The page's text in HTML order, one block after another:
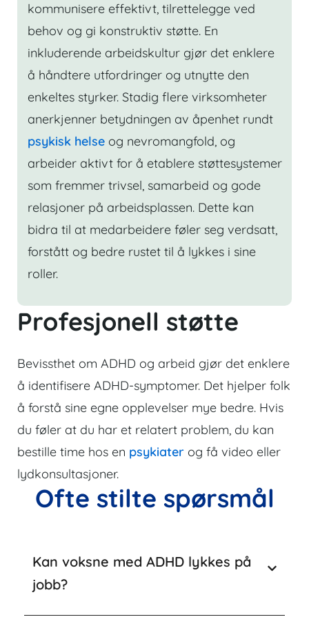
kommunisere effektivt, tilrettelegge ved
behov og gi konstruktiv støtte. En
inkluderende arbeidskultur gjør det enklere
å håndtere utfordringer og utnytte den
enkeltes styrker. Stadig flere virksomheter
anerkjenner betydningen av åpenhet rundt
psykisk helse og nevromangfold, og
arbeider aktivt for å etablere støttesystemer
som fremmer trivsel, samarbeid og gode
relasjoner på arbeidsplassen. Dette kan
bidra til at medarbeidere føler seg verdsatt,
forstått og bedre rustet til å lykkes i sine
roller.
Profesjonell støtte
Bevissthet om ADHD og arbeid gjør det enklere
å identifisere ADHD-symptomer. Det hjelper folk
å forstå sine egne opplevelser mye bedre. Hvis
du føler at du har et relatert problem, du kan
bestille time hos en psykiater og få video eller
lydkonsultasjoner.
Ofte stilte spørsmål
Kan voksne med ADHD lykkes på
jobb?